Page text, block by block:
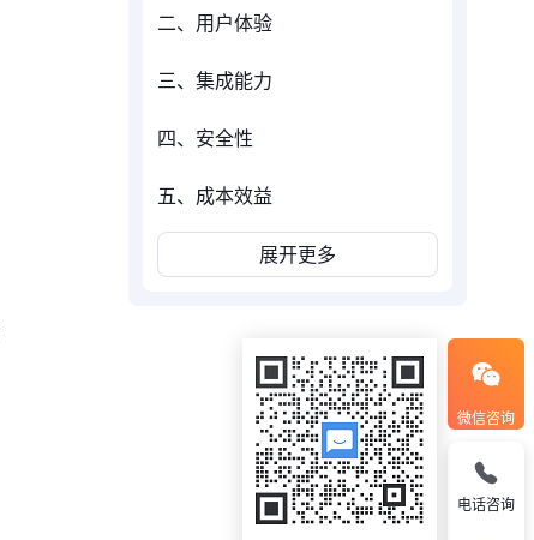
二、用户体验
三、集成能力
四、安全性
五、成本效益
展开更多
微信咨询
电话咨询